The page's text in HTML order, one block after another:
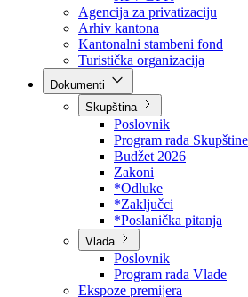
Javna preduzeća
BPK šume
RTV BPK
Agencija za privatizaciju
Arhiv kantona
Kantonalni stambeni fond
Turistička organizacija
Skupština
Poslovnik
Program rada Skupštine
Budžet 2026
Zakoni
*Odluke
*Zaključci
*Poslanička pitanja
Vlada